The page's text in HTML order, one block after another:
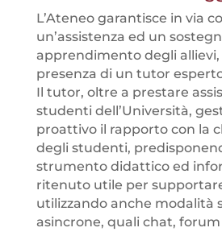
L’Ateneo garantisce in via
un’assistenza ed un
apprendimento degli
presenza di un tutor
Il tutor, oltre a prestare
studenti dell’Università,
proattivo il rapporto con la
degli studenti,
strumento didattico ed
ritenuto utile per
utilizzando anche modalità
asincrone, quali chat, forum